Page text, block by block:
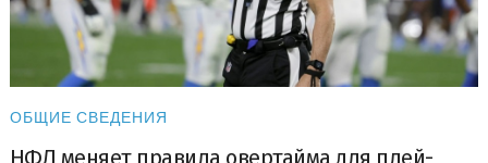
ОБЩИЕ СВЕДЕНИЯ
НФЛ меняет правила овертайма для плей-